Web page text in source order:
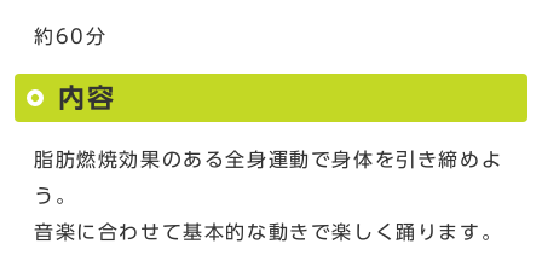
約60分
内容
脂肪燃焼効果のある全身運動で身体を引き締めよ
う。
音楽に合わせて基本的な動きで楽しく踊ります。